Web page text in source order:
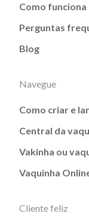
Como funciona
Perguntas
Blog
Navegue
Como criar e
Central da
Vakinha ou
Vaquinha
Cliente feliz